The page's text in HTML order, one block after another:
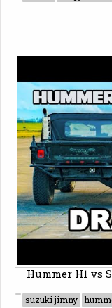
Hummer H1 vs
suzuki jimny